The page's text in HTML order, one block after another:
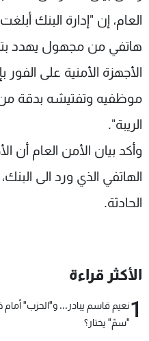
العام، إن "إدارة البنك
هاتفي من مجهول يهدد
الأجهزة الأمنية على الفور
موظفيه وتفتيشه بدقة من
الريبة".
وأكد بيان الأمن العام أن
الهاتفي الذي ورد الى
الحادثة.
الأكثر قراءة
1نعيم قاسم يبادر... و"الحزب" أمام
"سمّ" يختار؟